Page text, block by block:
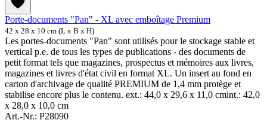
Porte-documents "Pan" - XL avec emboîtage Premium
42 x 28 x 10 cm (L x B x H)
Les portes-documents "Pan" sont utilisés pour le stockage stable et
vertical p.e. de tous les types de publications - des documents de
petit format tels que magazines, prospectus et mémoires aux livres,
magazines et livres d'état civil en format XL. Un insert au fond en
carton d'archivage de qualité PREMIUM de 1,4 mm protège et
stabilise encore plus le contenu. ext.: 44,0 x 29,6 x 11,0 cmint.: 42,0
x 28,0 x 10,0 cm
Art.-Nr.: P28090